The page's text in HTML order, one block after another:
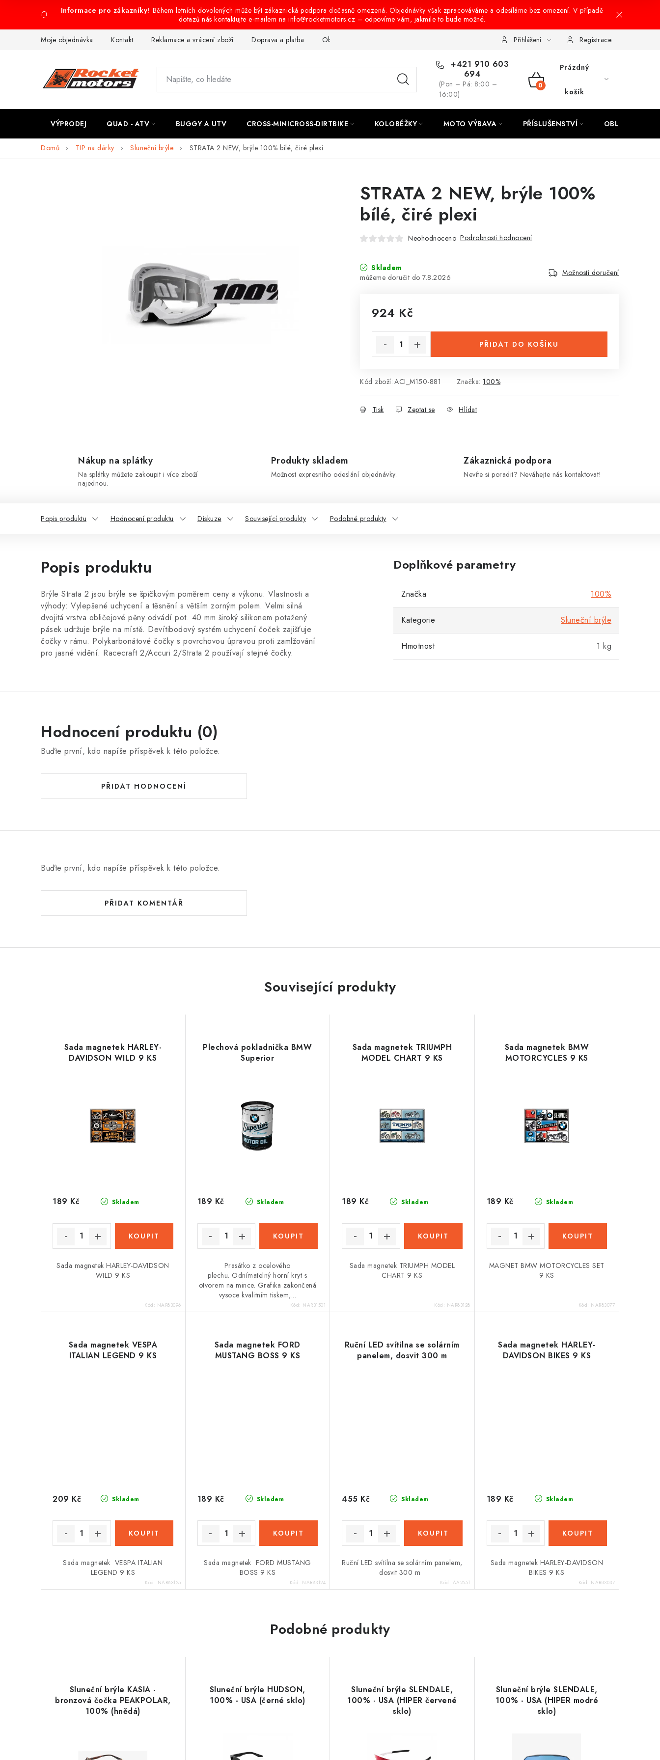
obsah
Během letních dovolených může být zákaznická podpora dočasně omezená. Objednávky však zpracováváme a odesíláme bez omezení. V případě
dotazů nás kontaktujte e-mailem na info@rocketmotors.cz – odpovíme vám, jakmile to bude možné.
Moje objednávka Kontakt Reklamace a vrácení zboží Doprava a platba Obchodní podmínky Podmínky ochrany osobních údajů Návody na montáž
Přihlášení Registrace
+421 910 603
694
(Pon – Pá: 8:00 –
16:00)
NÁKUPNÍ
Prázdný
košík
VÝPRODEJ QUAD - ATV BUGGY A UTV CROSS-MINICROSS-DIRTBIKE KOLOBĚŽKY MOTO VÝBAVA PŘÍSLUŠENSTVÍ OBLEČENÍ
Domů TIP na dárky Sluneční brýle STRATA 2 NEW, brýle 100% bílé, čiré plexi
STRATA 2 NEW, brýle 100%
bílé, čiré plexi
Neohodnoceno Podrobnosti hodnocení
Skladem
7.8.2026
Možnosti doručení
924 Kč
PŘIDAT DO KOŠÍKU
Kód zboží: ACI_M150-881 Značka: 100%
Tisk Zeptat se Hlídat
Nákup na splátky
Na splátky můžete zakoupit i více zboží
najednou.
Produkty skladem
Možnost expresního odeslání objednávky.
Zákaznická podpora
Nevíte si poradit? Neváhejte nás kontaktovat!
Popis produktu Hodnocení produktu Diskuze Související produkty Podobné produkty
Popis produktu
Brýle Strata 2 jsou brýle se špičkovým poměrem ceny a výkonu. Vlastnosti a
výhody: Vylepšené uchycení a těsnění s větším zorným polem. Velmi silná
dvojitá vrstva obličejové pěny odvádí pot. 40 mm široký silikonem potažený
pásek udržuje brýle na místě. Devítibodový systém uchycení čoček zajišťuje
čočky v rámu. Polykarbonátové čočky s povrchovou úpravou proti zamlžování
pro jasné vidění. Racecraft 2/Accuri 2/Strata 2 používají stejné čočky.
Doplňkové parametry
Značka 100%
Kategorie Sluneční brýle
Hmotnost 1 kg
Hodnocení produktu (0)
Buďte první, kdo napíše příspěvek k této položce.
PŘIDAT HODNOCENÍ
Buďte první, kdo napíše příspěvek k této položce.
PŘIDAT KOMENTÁŘ
Související produkty
Sada magnetek HARLEY-
DAVIDSON WILD 9 KS
Skladem
189 Kč
Sada magnetek HARLEY-DAVIDSON
WILD 9 KS
Kód: NAR83096
Plechová pokladnička BMW
Superior
Skladem
189 Kč
Prasátko z ocelového
plechu. Odnímatelný horní kryt s
otvorem na mince. Grafika zakončená
vysoce kvalitním tiskem,...
Kód: NAR31501
Sada magnetek TRIUMPH
MODEL CHART 9 KS
Skladem
189 Kč
Sada magnetek TRIUMPH MODEL
CHART 9 KS
Kód: NAR83128
Sada magnetek BMW
MOTORCYCLES 9 KS
Skladem
189 Kč
MAGNET BMW MOTORCYCLES SET
9 KS
Kód: NAR83077
Sada magnetek VESPA
ITALIAN LEGEND 9 KS
Skladem
209 Kč
Sada magnetek VESPA ITALIAN
LEGEND 9 KS
Kód: NAR83125
Sada magnetek FORD
MUSTANG BOSS 9 KS
Skladem
189 Kč
Sada magnetek FORD MUSTANG
BOSS 9 KS
Kód: NAR83124
Ruční LED svítilna se solárním
panelem, dosvit 300 m
Skladem
455 Kč
Ruční LED svítilna se solárním panelem,
dosvit 300 m
Kód: AA2551
Sada magnetek HARLEY-
DAVIDSON BIKES 9 KS
Skladem
189 Kč
Sada magnetek HARLEY-DAVIDSON
BIKES 9 KS
Kód: NAR83037
Podobné produkty
Sluneční brýle KASIA -
bronzová čočka PEAKPOLAR,
100% (hnědá)
Sluneční brýle HUDSON,
100% - USA (černé sklo)
Sluneční brýle SLENDALE,
100% - USA (HIPER červené
sklo)
Sluneční brýle SLENDALE,
100% - USA (HIPER modré
sklo)